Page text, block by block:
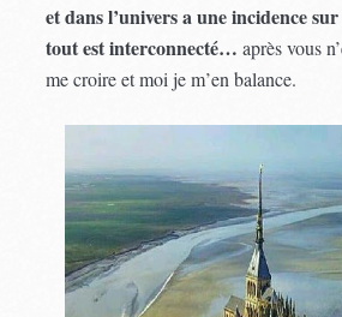
et dans l’univers a une incidence
tout est interconnecté… après vous
me croire et moi je m’en balance.